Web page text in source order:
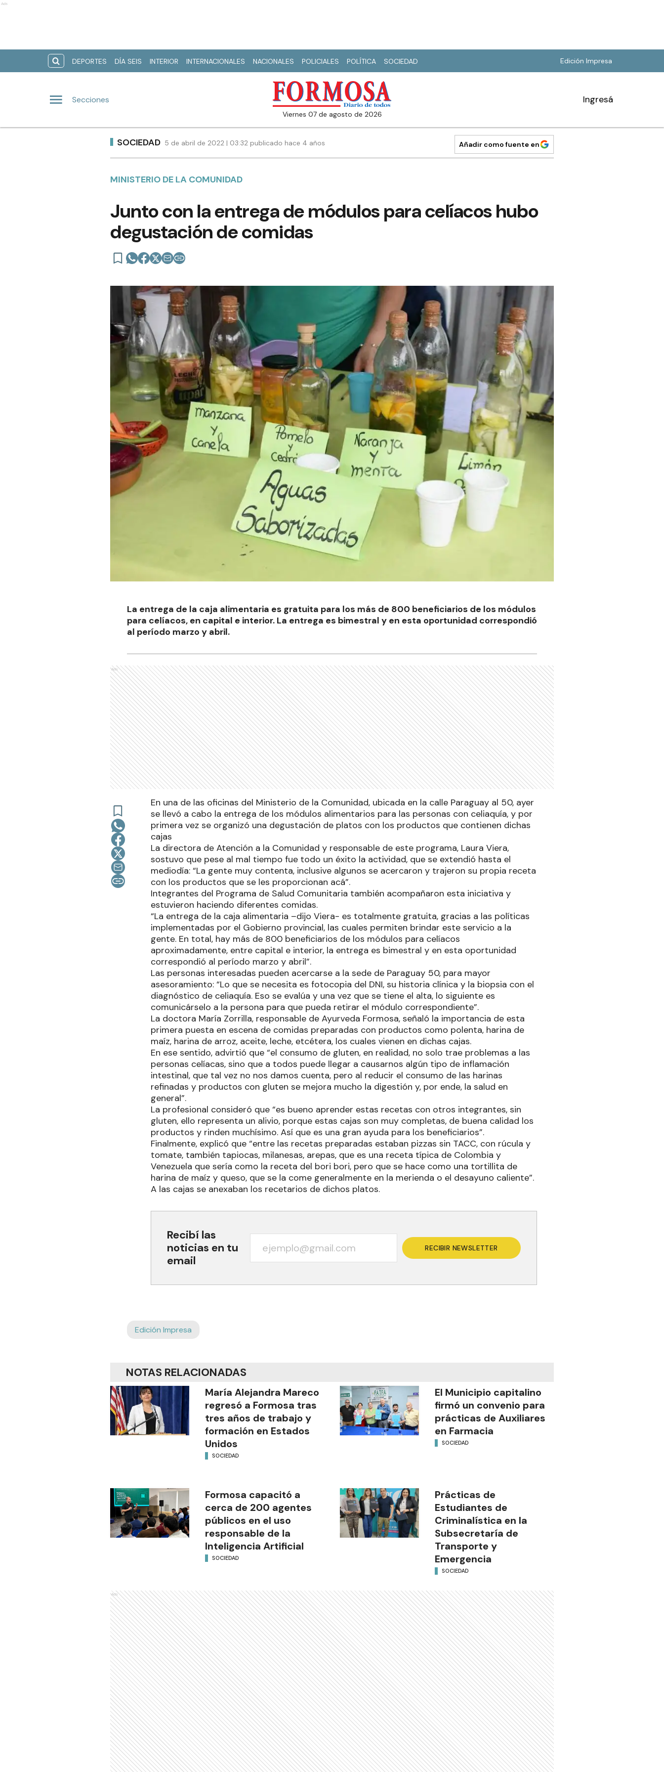
Ads
DEPORTES DÍA SEIS INTERIOR INTERNACIONALES NACIONALES POLICIALES POLÍTICA SOCIEDAD Edición Impresa
Secciones
viernes 07 de agosto de 2026
Ingresá
SOCIEDAD 5 de abril de 2022 | 03:32 publicado hace 4 años Añadir como fuente en
MINISTERIO DE LA COMUNIDAD
Junto con la entrega de módulos para celíacos hubo
degustación de comidas
La entrega de la caja alimentaria es gratuita para los más de 800 beneficiarios de los módulos
para celíacos, en capital e interior. La entrega es bimestral y en esta oportunidad correspondió
al período marzo y abril.
Ads
En una de las oficinas del Ministerio de la Comunidad, ubicada en la calle Paraguay al 50, ayer
se llevó a cabo la entrega de los módulos alimentarios para las personas con celiaquía, y por
primera vez se organizó una degustación de platos con los productos que contienen dichas
cajas
La directora de Atención a la Comunidad y responsable de este programa, Laura Viera,
sostuvo que pese al mal tiempo fue todo un éxito la actividad, que se extendió hasta el
mediodía: “La gente muy contenta, inclusive algunos se acercaron y trajeron su propia receta
con los productos que se les proporcionan acá”.
Integrantes del Programa de Salud Comunitaria también acompañaron esta iniciativa y
estuvieron haciendo diferentes comidas.
“La entrega de la caja alimentaria –dijo Viera- es totalmente gratuita, gracias a las políticas
implementadas por el Gobierno provincial, las cuales permiten brindar este servicio a la
gente. En total, hay más de 800 beneficiarios de los módulos para celíacos
aproximadamente, entre capital e interior, la entrega es bimestral y en esta oportunidad
correspondió al período marzo y abril”.
Las personas interesadas pueden acercarse a la sede de Paraguay 50, para mayor
asesoramiento: “Lo que se necesita es fotocopia del DNI, su historia clínica y la biopsia con el
diagnóstico de celiaquía. Eso se evalúa y una vez que se tiene el alta, lo siguiente es
comunicárselo a la persona para que pueda retirar el módulo correspondiente”.
La doctora María Zorrilla, responsable de Ayurveda Formosa, señaló la importancia de esta
primera puesta en escena de comidas preparadas con productos como polenta, harina de
maíz, harina de arroz, aceite, leche, etcétera, los cuales vienen en dichas cajas.
En ese sentido, advirtió que “el consumo de gluten, en realidad, no solo trae problemas a las
personas celíacas, sino que a todos puede llegar a causarnos algún tipo de inflamación
intestinal, que tal vez no nos damos cuenta, pero al reducir el consumo de las harinas
refinadas y productos con gluten se mejora mucho la digestión y, por ende, la salud en
general”.
La profesional consideró que “es bueno aprender estas recetas con otros integrantes, sin
gluten, ello representa un alivio, porque estas cajas son muy completas, de buena calidad los
productos y rinden muchísimo. Así que es una gran ayuda para los beneficiarios”.
Finalmente, explicó que “entre las recetas preparadas estaban pizzas sin TACC, con rúcula y
tomate, también tapiocas, milanesas, arepas, que es una receta típica de Colombia y
Venezuela que sería como la receta del bori bori, pero que se hace como una tortillita de
harina de maíz y queso, que se la come generalmente en la merienda o el desayuno caliente”.
A las cajas se anexaban los recetarios de dichos platos.
Recibí las
noticias en tu
email
RECIBIR NEWSLETTER
Edición Impresa
NOTAS RELACIONADAS
María Alejandra Mareco
regresó a Formosa tras
tres años de trabajo y
formación en Estados
Unidos
SOCIEDAD
El Municipio capitalino
firmó un convenio para
prácticas de Auxiliares
en Farmacia
SOCIEDAD
Formosa capacitó a
cerca de 200 agentes
públicos en el uso
responsable de la
Inteligencia Artificial
SOCIEDAD
Prácticas de
Estudiantes de
Criminalística en la
Subsecretaría de
Transporte y
Emergencia
SOCIEDAD
Ads